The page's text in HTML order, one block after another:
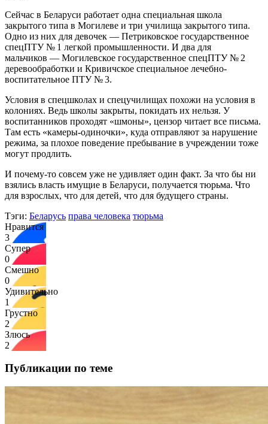
Сейчас в Беларуси работает одна специальная школа
закрытого типа в Могилеве и три училища закрытого типа.
Одно из них для девочек — Петриковское государственное
спецПТУ № 1 легкой промышленности. И два для
мальчиков — Могилевское государственное спецПТУ № 2
деревообработки и Кривичское специальное лечебно-
воспитательное ПТУ № 3.
Условия в спецшколах и спецучилищах похожи на условия в
колониях. Ведь школы закрыты, покидать их нельзя. У
воспитанников проходят «шмоны», цензор читает все письма.
Там есть «камеры-одиночки», куда отправляют за нарушение
режима, за плохое поведение пребывание в учреждении тоже
могут продлить.
И почему-то совсем уже не удивляет один факт. За что бы ни
взялись власть имущие в Беларуси, получается тюрьма. Что
для взрослых, что для детей, что для будущего страны.
Тэги: Беларусь права человека тюрьма
Нравится
3
Супер
0
Смешно
0
Удивительно
1
Грустно
2
Злюсь
2
Публикации по теме